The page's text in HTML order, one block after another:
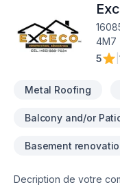
et un service clé en
projet aujourd'hui et
aider.
4M7
5
Metal Roofing
Balcony and/or
Basement
Decription de votre